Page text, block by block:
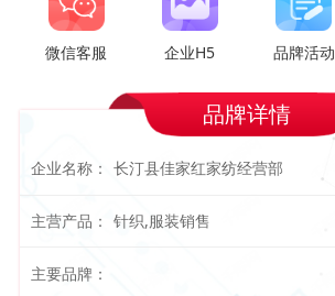
微信客服 企业H5 品牌活动
品牌详情
企业名称： 长汀县佳家红家纺经营部
主营产品： 针织,服装销售
主要品牌：